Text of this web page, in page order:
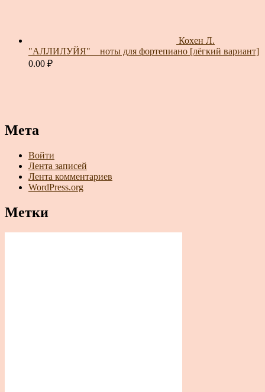
Кохен Л.
"АЛЛИЛУЙЯ" _ ноты для фортепиано [лёгкий вариант]
0.00 ₽
Мета
Войти
Лента записей
Лента комментариев
WordPress.org
Метки